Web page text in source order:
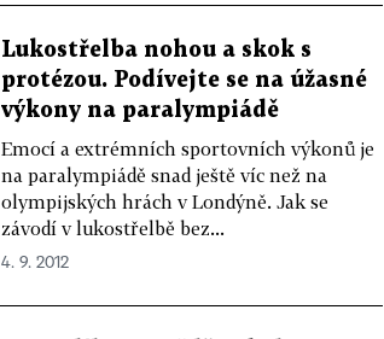
Lukostřelba nohou a skok s
protézou. Podívejte se na úžasné
výkony na paralympiádě
Emocí a extrémních sportovních výkonů je
na paralympiádě snad ještě víc než na
olympijských hrách v Londýně. Jak se
závodí v lukostřelbě bez...
4. 9. 2012